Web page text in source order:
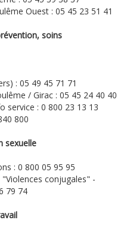
Ouest : 05 45 23 51 41
soins
: 05 49 45 71 71
/ Girac : 05 45 24 40 40
service : 0 800 23 13 13
800
sexuelle
: 0 800 05 95 95
conjugales" -
79 74